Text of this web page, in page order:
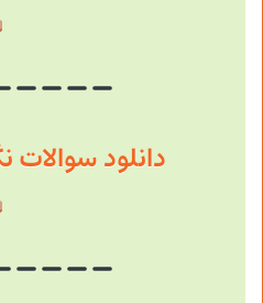
دانلود سوالات